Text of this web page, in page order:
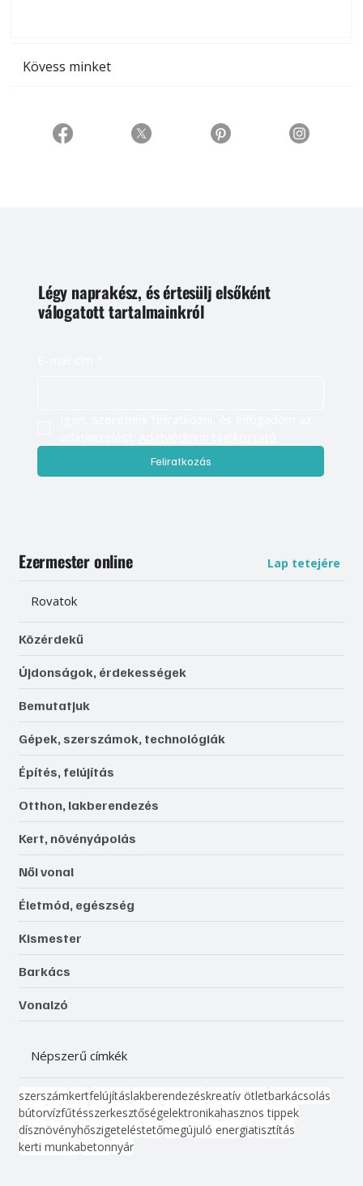
Kövess minket
Légy naprakész, és értesülj elsőként
válogatott tartalmainkról
Feliratkozás
Ezermester online Lap tetejére
Rovatok
Közérdekű
Újdonságok, érdekességek
Bemutatjuk
Gépek, szerszámok, technológiák
Építés, felújítás
Otthon, lakberendezés
Kert, növényápolás
Női vonal
Életmód, egészség
Kismester
Barkács
Vonalzó
Népszerű címkék
szerszámkertfelújításlakberendezéskreatív ötletbarkácsolás
bútorvízfűtésszerkesztőségelektronikahasznos tippek
dísznövényhőszigeteléstetőmegújuló energiatisztítás
kerti munkabetonnyár